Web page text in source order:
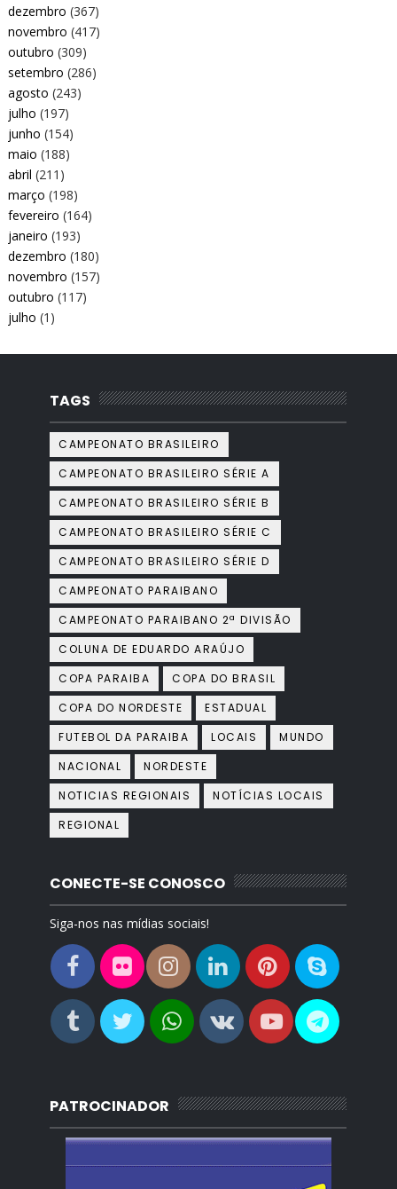
dezembro (367)
novembro (417)
outubro (309)
setembro (286)
agosto (243)
julho (197)
junho (154)
maio (188)
abril (211)
março (198)
fevereiro (164)
janeiro (193)
dezembro (180)
novembro (157)
outubro (117)
julho (1)
TAGS
CAMPEONATO BRASILEIRO
CAMPEONATO BRASILEIRO SÉRIE A
CAMPEONATO BRASILEIRO SÉRIE B
CAMPEONATO BRASILEIRO SÉRIE C
CAMPEONATO BRASILEIRO SÉRIE D
CAMPEONATO PARAIBANO
CAMPEONATO PARAIBANO 2ª DIVISÃO
COLUNA DE EDUARDO ARAÚJO
COPA PARAIBA
COPA DO BRASIL
COPA DO NORDESTE
ESTADUAL
FUTEBOL DA PARAIBA
LOCAIS
MUNDO
NACIONAL
NORDESTE
NOTICIAS REGIONAIS
NOTÍCIAS LOCAIS
REGIONAL
CONECTE-SE CONOSCO
Siga-nos nas mídias sociais!
PATROCINADOR